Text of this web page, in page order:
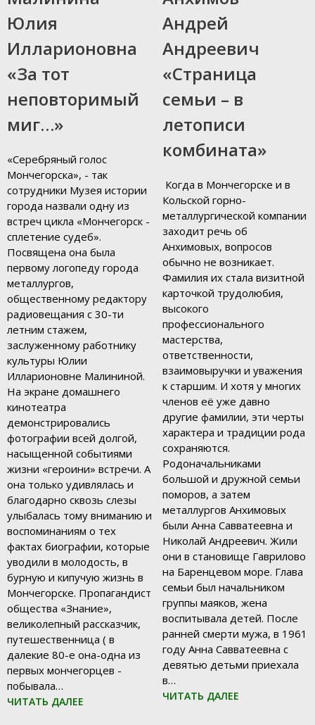
Юлия
Илларионовна
«За тот
неповторимый
миг…»
«Серебряный голос
Мончегорска», - так
сотрудники Музея истории
города назвали одну из
встреч цикла «Мончегорск -
сплетение судеб».
Посвящена она была
первому логопеду города
металлургов,
общественному редактору
радиовещания с 30-ти
летним стажем,
заслуженному работнику
культуры Юлии
Илларионовне Малининой.
На экране домашнего
кинотеатра
демонстрировались
фотографии всей долгой,
насыщенной событиями
жизни «героини» встречи. А
она только удивлялась и
благодарно сквозь слезы
улыбалась тому вниманию и
воспоминаниям о тех
фактах биографии, которые
уводили в молодость, в
бурную и кипучую жизнь в
Мончегорске. Пропагандист
общества «Знание»,
великолепный рассказчик,
путешественница ( в
далекие 80-е она-одна из
первых мончегорцев -
побывала…
ЧИТАТЬ ДАЛЕЕ
Андрей
Андреевич
«Страница
семьи – в
летописи
комбината»
Когда в Мончегорске и в
Кольской горно-
металлургической компании
заходит речь об
Анхимовых, вопросов
обычно не возникает.
Фамилия их стала визитной
карточкой трудолюбия,
высокого
профессионального
мастерства,
ответственности,
взаимовыручки и уважения
к старшим. И хотя у многих
членов её уже давно
другие фамилии, эти черты
характера и традиции рода
сохраняются.
Родоначальниками
большой и дружной семьи
поморов, а затем
металлургов Анхимовых
были Анна Савватеевна и
Николай Андреевич. Жили
они в становище Гаврилово
на Баренцевом море. Глава
семьи был начальником
группы маяков, жена
воспитывала детей. После
ранней смерти мужа, в 1961
году Анна Савватеевна с
девятью детьми приехала
в…
ЧИТАТЬ ДАЛЕЕ